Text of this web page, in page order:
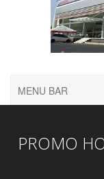
MENU BAR
PROMO